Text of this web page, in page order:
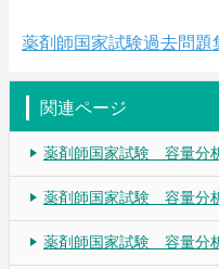
薬剤師国家試験過去問
関連ページ
薬剤師国家試験 容量分
薬剤師国家試験 容量分
薬剤師国家試験 容量分